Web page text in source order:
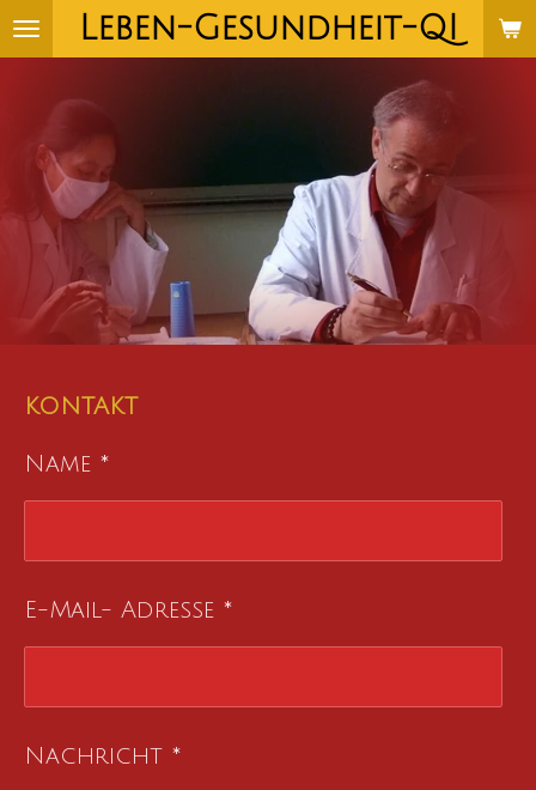
Zum
Hauptinhalt
springen
Leben-Gesundheit-QI
KONTAKT
Name *
E-Mail- Adresse *
Nachricht *